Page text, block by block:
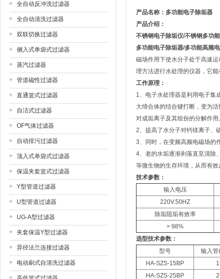
全自动反冲洗过滤器
全自动清洗过滤器
双联切换过滤器
侧入式单袋式过滤器
蒸汽过滤器
管道磁性过滤器
直通篮式过滤器
自洁式过滤器
OF气体过滤器
自动排污过滤器
顶入式单袋式过滤器
保温夹套篮式过滤器
Y型管道过滤器
U型管道过滤器
UG-A型过滤器
夹套保温Y型过滤器
异径法兰连接过滤器
电动刷式自清洗过滤器
产品名称： 多功能电子除垢器
产品介绍：
不锈钢电子除垢仪/不锈钢多功
多功能电子除垢器/多功能高频
磁场作用下使水分子处于高速
理方法进行水处理的仪器，它
工作原理：
1、电子水处理器是利用电子集
大缔合体的结合键打断，变为
对成垢离子及其组份的分解作用
2、提高了水分子对钙镁离子、
3、同时，在变频高频电磁场的
4、老的水垢逐渐剥落直至清除
等微生物的生存环境，从而有
技术参数：
输入电压
220V.50HZ
除垢阻垢有效率
> 98%
选型技术参数：
型号
输入管
HA-SZS-15BP
HA-SZS-25BP